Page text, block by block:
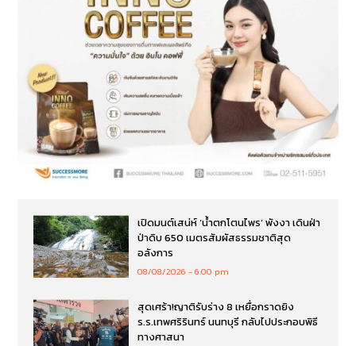
เปิดมนต์เสน่ห์ ‘น้ำตกโตนไพร’ พังงา เดินฝ่า
ป่าดิบ 650 เมตรสัมผัสธรรมชาติสุด
อลังการ
08/08/2026 6:00 pm
สุดเศร้า!ญาติรับร่าง 8 เหยื่อกราดยิง
ร.ร.เทพศริรินทร์ นนทบุรี กลับไปประกอบพิธี
ทางศาสนา